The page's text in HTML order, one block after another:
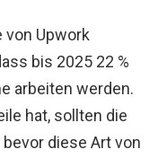
von Upwork
bis 2025 22 %
arbeiten werden.
hat, sollten die
diese Art von